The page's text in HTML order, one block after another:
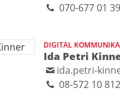
070-677 01 39
DIGITAL
Ida Petri
ida.petri-
08-572 10 812